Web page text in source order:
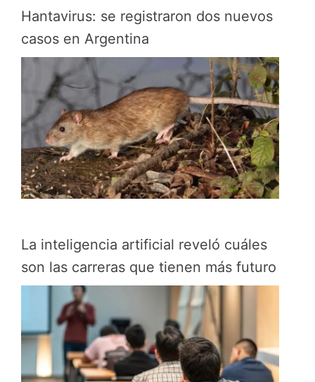
Hantavirus: se registraron dos nuevos
casos en Argentina
La inteligencia artificial reveló cuáles
son las carreras que tienen más futuro